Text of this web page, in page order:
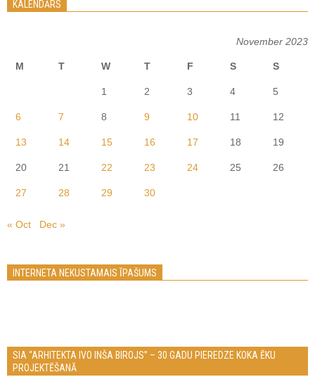
KALENDĀRS
November 2023
M T W T F S S
1 2 3 4 5
6 7 8 9 10 11 12
13 14 15 16 17 18 19
20 21 22 23 24 25 26
27 28 29 30
« Oct Dec »
INTERNETA NEKUSTAMAIS ĪPAŠUMS
SIA “ARHITEKTA IVO INŠA BIROJS” – 30 GADU PIEREDZE KOKA ĒKU
PROJEKTĒŠANĀ